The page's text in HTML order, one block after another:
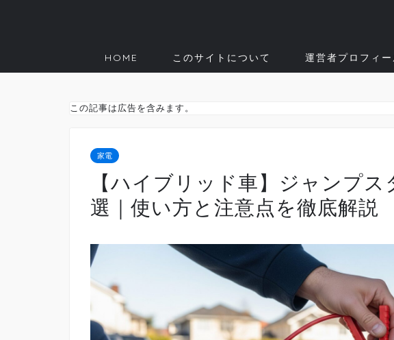
HOME このサイトについて 運営者プロフィー
この記事は広告を含みます。
家電
【ハイブリッド車】ジャンプ
選｜使い方と注意点を徹底解説